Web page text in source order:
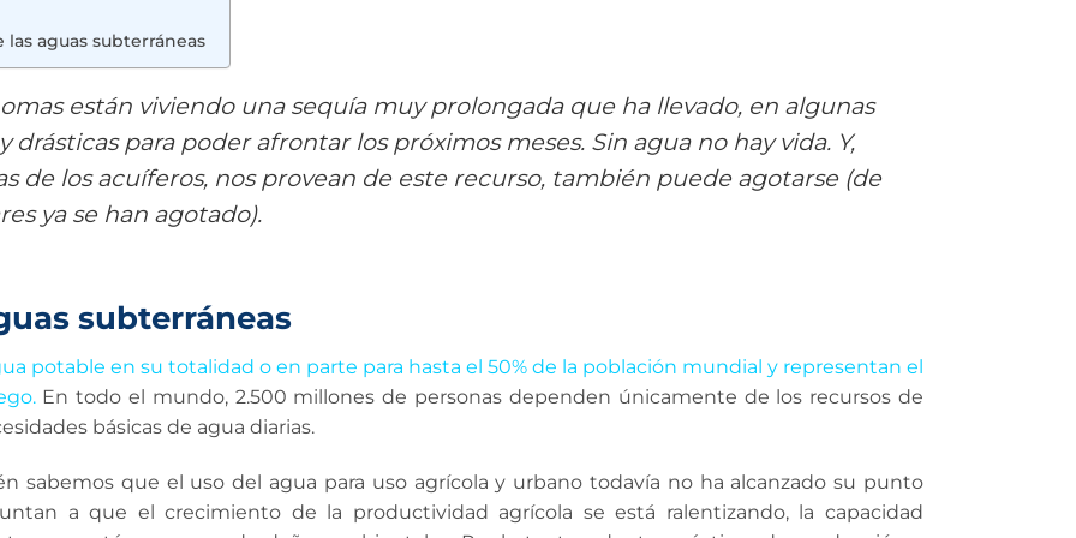
aguas subterráneas
están viviendo una sequía muy prolongada que ha llevado, en algunas
para poder afrontar los próximos meses. Sin agua no hay vida. Y,
de los acuíferos, nos provean de este recurso, también puede agotarse (de
ya se han agotado).
subterráneas
potable en su totalidad o en parte para hasta el 50% de la población mundial y representan el
.En todo el mundo, 2.500 millones de personas dependen únicamente de los recursos de
básicas de agua diarias.
sabemos que el uso del agua para uso agrícola y urbano todavía no ha alcanzado su punto
a que el crecimiento de la productividad agrícola se está ralentizando, la capacidad